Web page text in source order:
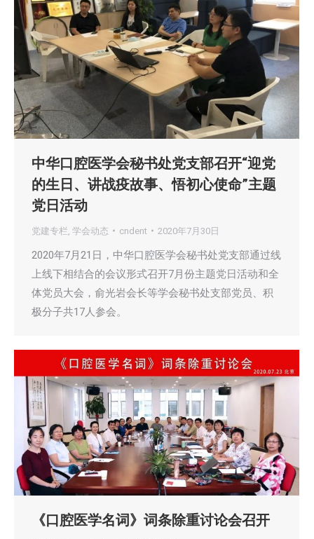
中华口腔医学会秘书处党支部召开“迎党
的生日、讲战疫故事、悟初心使命”主题
党日活动
党建专栏 学会动态 cndent 2020年7月30日
2020年7月21日，中华口腔医学会秘书处党支部通过线
上线下相结合的会议形式召开7月份主题党日活动和全
体党员大会，俞光岩会长等学会秘书处支部党员、积
极分子共17人参会。
《口腔医学名词》词条除重讨论会召开